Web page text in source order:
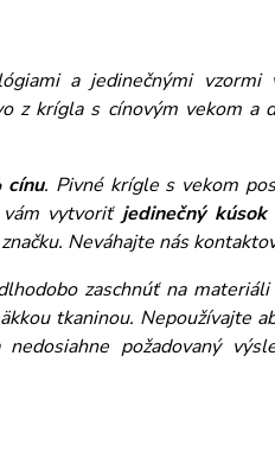
a jedinečnými vzormi
z krígla s cínovým vekom a
cínu. Pivné krígle s vekom
vám vytvoriťjedinečný
Neváhajte nás
zaschnúť na
tkaninou. Nepoužívajte
požadovaný